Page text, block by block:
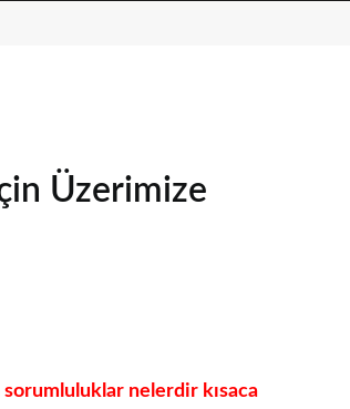
Üzerimize
nelerdir kısaca